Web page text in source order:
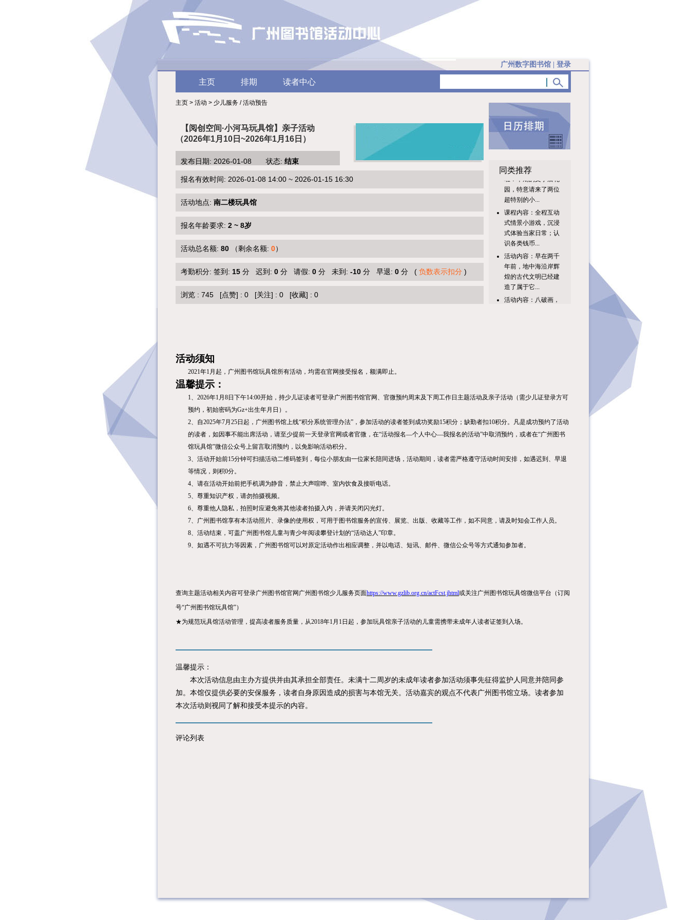
广州数字图书馆 登录
主页 排期 读者中心
主页 > 活动 > 少儿服务 / 活动预告
【阅创空间·小河马玩具馆】亲子活动
（2026年1月10日~2026年1月16日）
发布日期: 2026-01-08 状态: 结束
报名有效时间: 2026-01-08 14:00 ~ 2026-01-15 16:30
活动地点: 南二楼玩具馆
报名年龄要求: 2 ~ 8岁
活动总名额: 80 （剩余名额: 0）
考勤积分: 签到: 15 分 迟到: 0 分 请假: 0 分 未到: -10 分 早退: 0 分 ( 负数表示扣分 )
浏览 : 745 [点赞] : 0 [关注] : 0 [收藏] : 0
同类推荐
啦！本期的文学后花
园，特意请来了两位
超特别的小...
式情景小游戏，沉浸
式体验当家日常；认
识各类钱币...
年前，地中海沿岸辉
煌的古代文明已经建
造了属于它...
又叫“锦灰堆”，是一
智慧，播种财富梦想
课程内容：1.趣味科
普小课堂：了解立秋
传统习俗...
子家庭和青少年过三
传统中国...
活动须知
2021年1 月起，广州图书馆玩具馆所有活动，均需在官网接受报名，额满即止。
温馨提示：
1、 2026年1 月8日下午14:00开始，持少儿证读者可登录广州图书馆官网、官微预约周末及下周工作日主题活动及亲子活动（需少儿证登录方可
预约，初始密码为Gz+出生年月日）。
2、自2025年7月25日起，广州图书馆上线“积分系统管理办法”，参加活动的读者签到成功奖励15积分；缺勤者扣10积分。凡是成功预约了活动
的读者，如因事不能出席活动，请至少提前一天登录官网或者官微，在“活动报名—个人中心—我报名的活动”中取消预约，或者在“广州图书
馆玩具馆”微信公众号上留言取消预约，以免影响活动积分。
3、活动开始前15分钟可扫描活动二维码签到，每位小朋友由一位家长陪同进场，活动期间，读者需严格遵守活动时间安排，如遇迟到、早退
等情况，则积0分。
4、请在活动开始前把手机调为静音，禁止大声喧哗、室内饮食及接听电话。
5、尊重知识产权，请勿拍摄视频。
6、尊重他人隐私，拍照时应避免将其他读者拍摄入内，并请关闭闪光灯。
7、广州图书馆享有本活动照片、录像的使用权，可用于图书馆服务的宣传、展览、出版、收藏等工作，如不同意，请及时知会工作人员。
8、活动结束，可盖广州图书馆儿童与青少年阅读攀登计划的“活动达人”印章。
9、如遇不可抗力等因素，广州图书馆可以对原定活动作出相应调整，并以电话、短讯、邮件、微信公众号等方式通知参加者。
查询主题活动相关内容可登录广州图书馆官网广州图书馆少儿服务页面https://www.gzlib.org.cn/actFcst.jhtml或关注广州图书馆玩具馆微信平台（订阅
号“广州图书馆玩具馆”）
★为规范玩具馆活动管理，提高读者服务质量，从2018年1 月 1 日起，参加玩具馆亲子活动的儿童需携带未成年人读者证签到入场。
温馨提示：
本次活动信息由主办方提供并由其承担全部责任。未满十二周岁的未成年读者参加活动须事先征得监护人同意并陪同参
加。本馆仅提供必要的安保服务，读者自身原因造成的损害与本馆无关。活动嘉宾的观点不代表广州图书馆立场。读者参加
本次活动则视同了解和接受本提示的内容。
评论列表